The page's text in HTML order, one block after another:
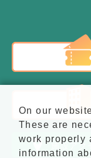
施設アク
On our
These are
work properly
information